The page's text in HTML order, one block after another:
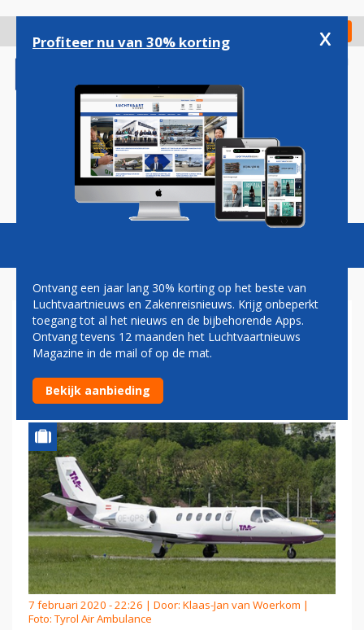
gaan
Check in
Magazine Podcasts Vacatures
NEDERLANDSE F-16'S
ONDERSCHEPPEN
OOSTENRIJKSE ZAKENJET
7 februari 2020 - 22:26 | Door: Klaas-Jan van Woerkom |
Foto: Tyrol Air Ambulance
Profiteer nu van 30% korting x
Ontvang een jaar lang 30% korting op het beste van
Luchtvaartnieuws en Zakenreisnieuws. Krijg onbeperkt
toegang tot al het nieuws en de bijbehorende Apps.
Ontvang tevens 12 maanden het Luchtvaartnieuws
Magazine in de mail of op de mat.
Bekijk aanbieding